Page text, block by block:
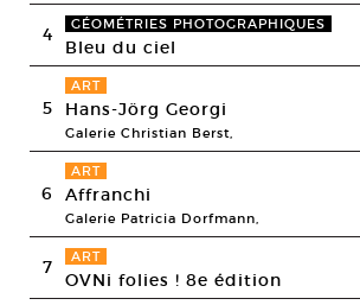
4 GÉOMÉTRIES PHOTOGRAPHIQUES
Bleu du ciel
5
ART
Hans-Jörg Georgi
Galerie Christian Berst,
6
ART
Affranchi
Galerie Patricia Dorfmann,
7 ART
OVNi folies ! 8e édition